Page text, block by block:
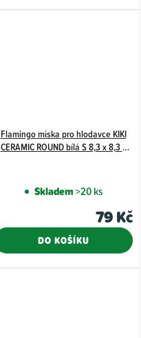
Flamingo miska pro hlodavce KIKI
CERAMIC ROUND bílá S 8,3 x 8,3 x
Skladem>20 ks
79 Kč
DO KOŠÍKU